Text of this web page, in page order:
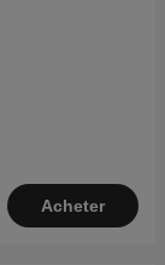
Acheter